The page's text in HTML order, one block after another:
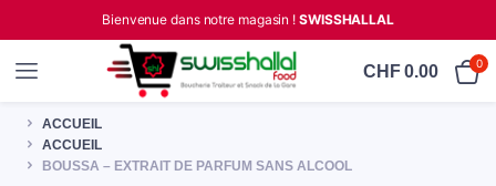
Bienvenue dans notre magasin ! SWISSHALLAL
CHF0.00 0
ACCUEIL
ACCUEIL
BOUSSA – EXTRAIT DE PARFUM SANS ALCOOL